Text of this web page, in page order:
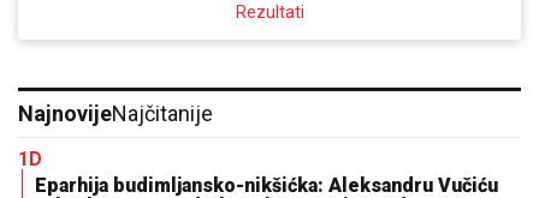
Rezultati
NajnovijeNajčitanije
1D
Eparhija budimljansko-nikšićka: Aleksandru Vučiću